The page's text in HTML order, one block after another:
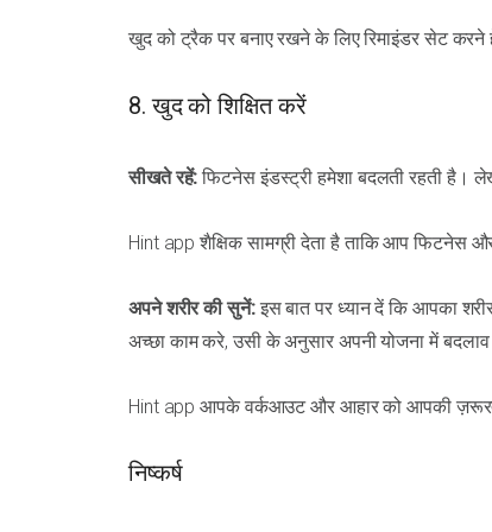
खुद को ट्रैक पर बनाए रखने के लिए रिमाइंडर सेट
8. खुद को शिक्षित करें
सीखते रहें: फिटनेस इंडस्ट्री हमेशा बदलती रहती है।
Hint app शैक्षिक सामग्री देता है ताकि आप फिटनेस
अपने शरीर की सुनें:इस बात पर ध्यान दें कि आपका
अच्छा काम करे, उसी के अनुसार अपनी योजना में
Hint app आपके वर्कआउट और आहार को आपकी
निष्कर्ष